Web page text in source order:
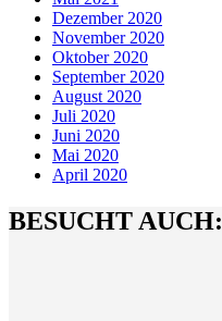
Dezember 2020
November 2020
Oktober 2020
September 2020
August 2020
Juli 2020
Juni 2020
Mai 2020
April 2020
BESUCHT AUCH: